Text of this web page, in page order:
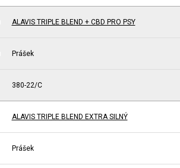
ALAVIS TRIPLE BLEND + CBD PRO PSY
Prášek
380-22/C
ALAVIS TRIPLE BLEND EXTRA SILNÝ
Prášek